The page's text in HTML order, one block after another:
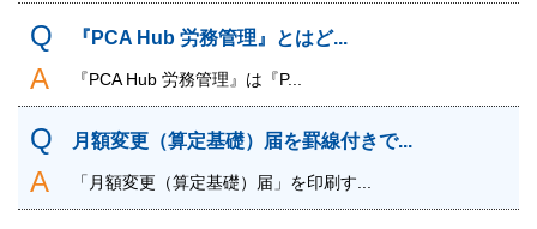
『PCA Hub 労務管理』とはど...
『PCA Hub 労務管理』は『P...
月額変更（算定基礎）届を罫線付きで...
「月額変更（算定基礎）届」を印刷す...